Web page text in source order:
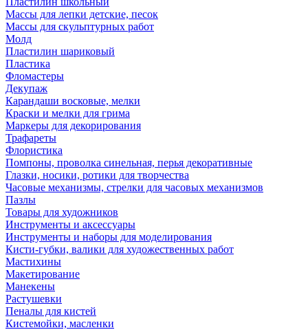
Массы для лепки детские, песок
Массы для скульптурных работ
Молд
Пластилин шариковый
Пластика
Фломастеры
Декупаж
Карандаши восковые, мелки
Краски и мелки для грима
Маркеры для декорирования
Трафареты
Флористика
Помпоны, проволка синельная, перья декоративные
Глазки, носики, ротики для творчества
Часовые механизмы, стрелки для часовых механизмов
Пазлы
Товары для художников
Инструменты и аксессуары
Инструменты и наборы для моделирования
Кисти-губки, валики для художественных работ
Мастихины
Макетирование
Манекены
Растушевки
Пеналы для кистей
Кистемойки, масленки